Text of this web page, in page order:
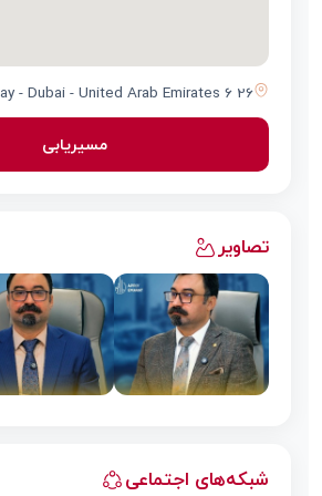
26 6 C St - Business Bay - Dubai - United Arab Emirates
مسیریابی
تصاویر
شبکه‌های اجتماعی